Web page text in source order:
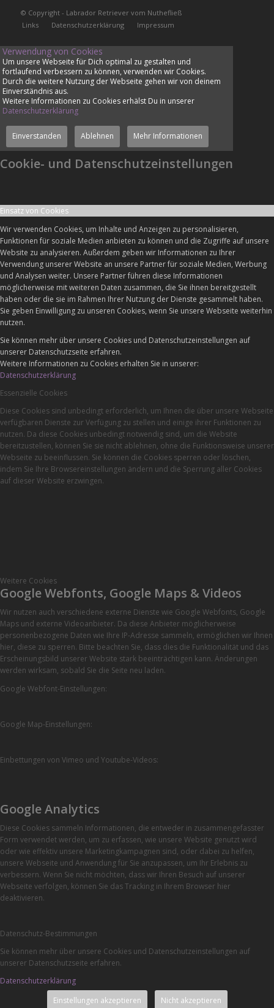
© Copyright - Labrador Retriever vom Nuthefließ
Links
Datenschutzerklärung Impressum
Verwendung von Cookies
Um unsere Webseite für Dich optimal zu gestalten und
fortlaufend verbessern zu können, verwenden wir Cookies.
Durch die weitere Nutzung der Webseite gehen wir von deinem
Einverständnis aus.
Weitere Informationen zu Cookies erhälst Du in unserer
Datenschutzerklärung
Einverstanden Ablehnen Mehr Informationen
Cookie- und Datenschutzeinstellungen
Einsatz von Cookies
Wir verwenden Cookies, um Inhalte und Anzeigen zu personalisieren,
Funktionen für soziale Medien anbieten zu können und die Zugriffe auf unsere
Website zu analysieren. Außerdem geben wir Informationen zu Ihrer
Verwendung unserer Website an unsere Partner für soziale Medien, Werbung
und Analysen weiter. Unsere Partner führen diese Informationen
möglicherweise mit weiteren Daten zusammen, die Sie ihnen bereitgestellt
haben oder die sie im Rahmen Ihrer Nutzung der Dienste gesammelt haben.
Sie geben Einwilligung zu unseren Cookies, wenn Sie unsere Webseite weiterhin
nutzen.
Sie können mehr über unsere Cookies und Datenschutzeinstellungen auf
unserer Datenschutzseite erfahren.
Weitere Informationen zu Cookies erhalten Sie in unserer:
Datenschutzerklärung
Essenzielle Cookies
Diese Cookies sind unbedingt erforderlich, um Ihnen die über unsere Webseite
verfügbaren Dienste zur Verfügung zu stellen und einige ihrer Funktionen zu
nutzen. Da diese Cookies unbedingt notwendig sind, um die Website
bereitzustellen, können Sie sie nicht ablehnen, ohne die Funktionsweise unserer
Webseite zu beeinflussen. Sie können die Cookies sperren oder löschen,
indem Sie Ihre Browsereinstellungen ändern und die Sperrung aller Cookies
auf dieser Website erzwingen.
Weitere Cookies
Google Webfonts, Google Maps & Videos
Wir nutzen auch verschiedene externe Dienste wie Google Webfonts, Google
Maps und externe Videoanbieter. Da diese Anbieter möglicherweise
personenbezogene Daten wie Ihre IP-Adresse sammeln, ermöglichen wir Ihnen
hier, diese zu sperren. Bitte beachten Sie, dass dies die Funktionalität und das
Erscheinungsbild unserer Website stark beeinträchtigen kann. Änderungen
werden wirksam, sobald Sie die Seite neu laden.
Google Webfont-Einstellungen:
Google Map-Einstellungen:
Einbettungen von Vimeo und Youtube-Videos:
Google Analytics
Diese Cookies sammeln Informationen, die entweder in zusammengefasster
Form verwendet werden, um zu erfassen, wie unsere Website genutzt wird
oder wie effektiv unsere Marketingkampagnen sind, oder dabei zu helfen,
unsere Webseite und Anwendung für Sie anzupassen, um Ihr Erlebnis zu
verbessern. Wenn Sie nicht möchten, dass wir Ihren Besuch auf unserer
Webseite verfolgen, können Sie das Tracking in Ihrem Browser hier
deaktivieren.
Datenschutz-Bestimmungen
Sie können mehr über unsere Cookies und Datenschutzeinstellungen auf
unserer Datenschutzseite erfahren.
Datenschutzerklärung
Einstellungen akzeptieren
Nicht akzeptieren